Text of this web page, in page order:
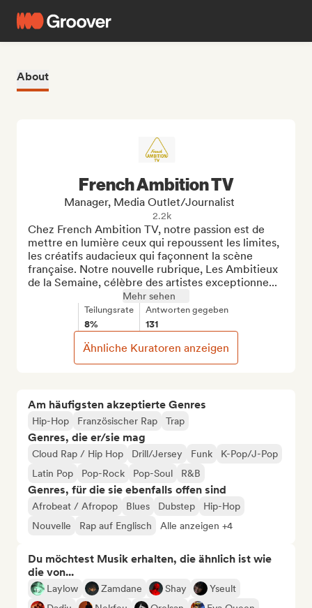
About
Am häufigsten akzeptierte Genres
Hip-Hop Französischer Rap Trap
Genres, die er/sie mag
Cloud Rap / Hip Hop Drill/Jersey Funk
K-Pop/J-Pop
Latin Pop
Pop-Rock Pop-Soul R&B
Genres, für die sie ebenfalls offen sind
Afrobeat / Afropop Blues Dubstep
Hip-Hop
Nouvelle
Rap auf Englisch Alle anzeigen +4
Du möchtest Musik erhalten, die ähnlich ist wie
die von...
Laylow Zamdane Shay
Yseult
French Ambition TV
Manager, Media Outlet/Journalist
2.2k
Chez French Ambition TV, notre passion est de
mettre en lumière ceux qui repoussent les limites,
les créatifs audacieux qui façonnent la scène
française. Notre nouvelle rubrique, Les Ambitieux
de la Semaine, célèbre des artistes exceptionne...
Mehr sehen
Teilungsrate
8%
Antworten gegeben
131
Ähnliche Kuratoren anzeigen